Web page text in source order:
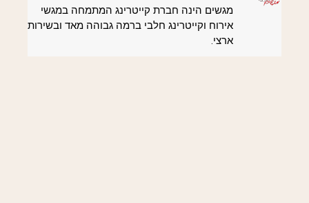
מגשים הינה חברת קייטרינג המתמחה במגשי
אירוח וקייטרינג חלבי ברמה גבוהה מאד ובשירות
ארצי.